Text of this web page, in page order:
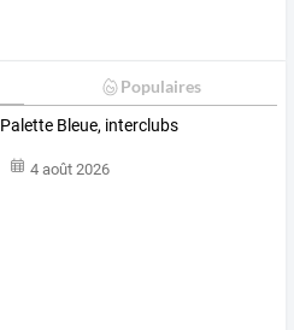
Populaires
Palette Bleue, interclubs
4 août 2026